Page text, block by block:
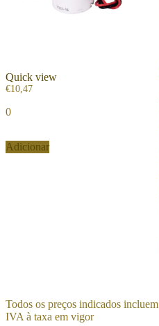
Quick view
€10,47
0
Adicionar
Todos os preços indicados incluem
IVA à taxa em vigor